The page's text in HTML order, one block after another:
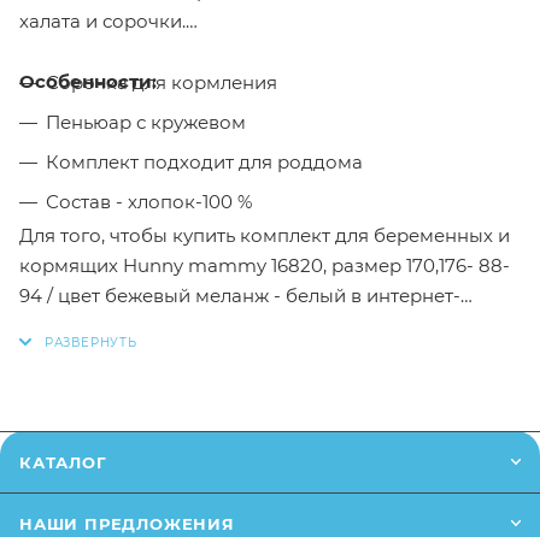
халата и сорочки.
Особенности:
Сорочка для кормления
Пеньюар с кружевом
Комплект подходит для роддома
Состав - хлопок-100 %
Для того, чтобы купить комплект для беременных и
кормящих Hunny mammy 16820, размер 170,176- 88-
94 / цвет бежевый меланж - белый в интернет-
Заказанный товар может незначительно отличаться
КАТАЛОГ
НАШИ ПРЕДЛОЖЕНИЯ